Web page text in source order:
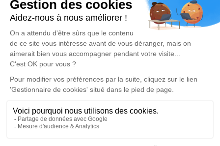
Réseaux sociaux
Liens utiles
Publier un avis de décès
Signaler un abus/une erreur
Consultez nos offres d'emploi
Politique de traitement des données